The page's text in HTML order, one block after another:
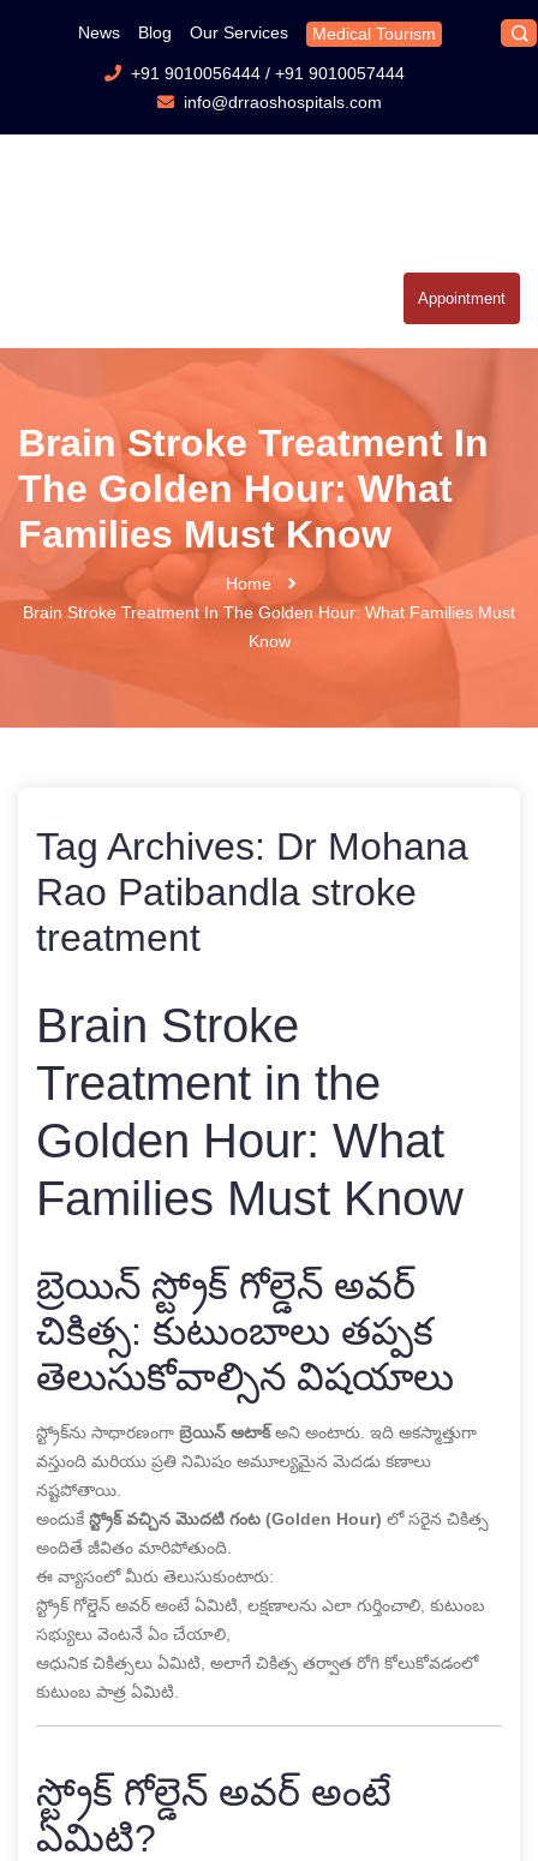
News Blog Our Services Medical Tourism
+91 9010056444/ +91 9010057444
info@drraoshospitals.com
Appointment
Brain Stroke Treatment In
The Golden Hour: What
Families Must Know
Home
Brain Stroke Treatment In The Golden Hour: What Families Must
Know
Tag Archives: Dr Mohana
Rao Patibandla stroke
treatment
Brain Stroke
Treatment in the
Golden Hour: What
Families Must Know
బ్రెయిన్ స్ట్రోక్ గోల్డెన్ అవర్
చికిత్స: కుటుంబాలు తప్పక
తెలుసుకోవాల్సిన విషయాలు
స్ట్రోక్‌ను సాధారణంగా బ్రెయిన్ అటాక్అని అంటారు. ఇది అకస్మాత్తుగా
వస్తుంది మరియు ప్రతి నిమిషం అమూల్యమైన మెదడు కణాలు
నష్టపోతాయి.
అందుకే స్ట్రోక్ వచ్చిన మొదటి గంట (Golden Hour) లో సరైన చికిత్స
అందితే జీవితం మారిపోతుంది.
ఈ వ్యాసంలో మీరు తెలుసుకుంటారు:
స్ట్రోక్ గోల్డెన్ అవర్ అంటే ఏమిటి, లక్షణాలను ఎలా గుర్తించాలి, కుటుంబ
సభ్యులు వెంటనే ఏం చేయాలి,
ఆధునిక చికిత్సలు ఏమిటి, అలాగే చికిత్స తర్వాత రోగి కోలుకోవడంలో
కుటుంబ పాత్ర ఏమిటి.
స్ట్రోక్ గోల్డెన్ అవర్ అంటే
ఏమిటి?